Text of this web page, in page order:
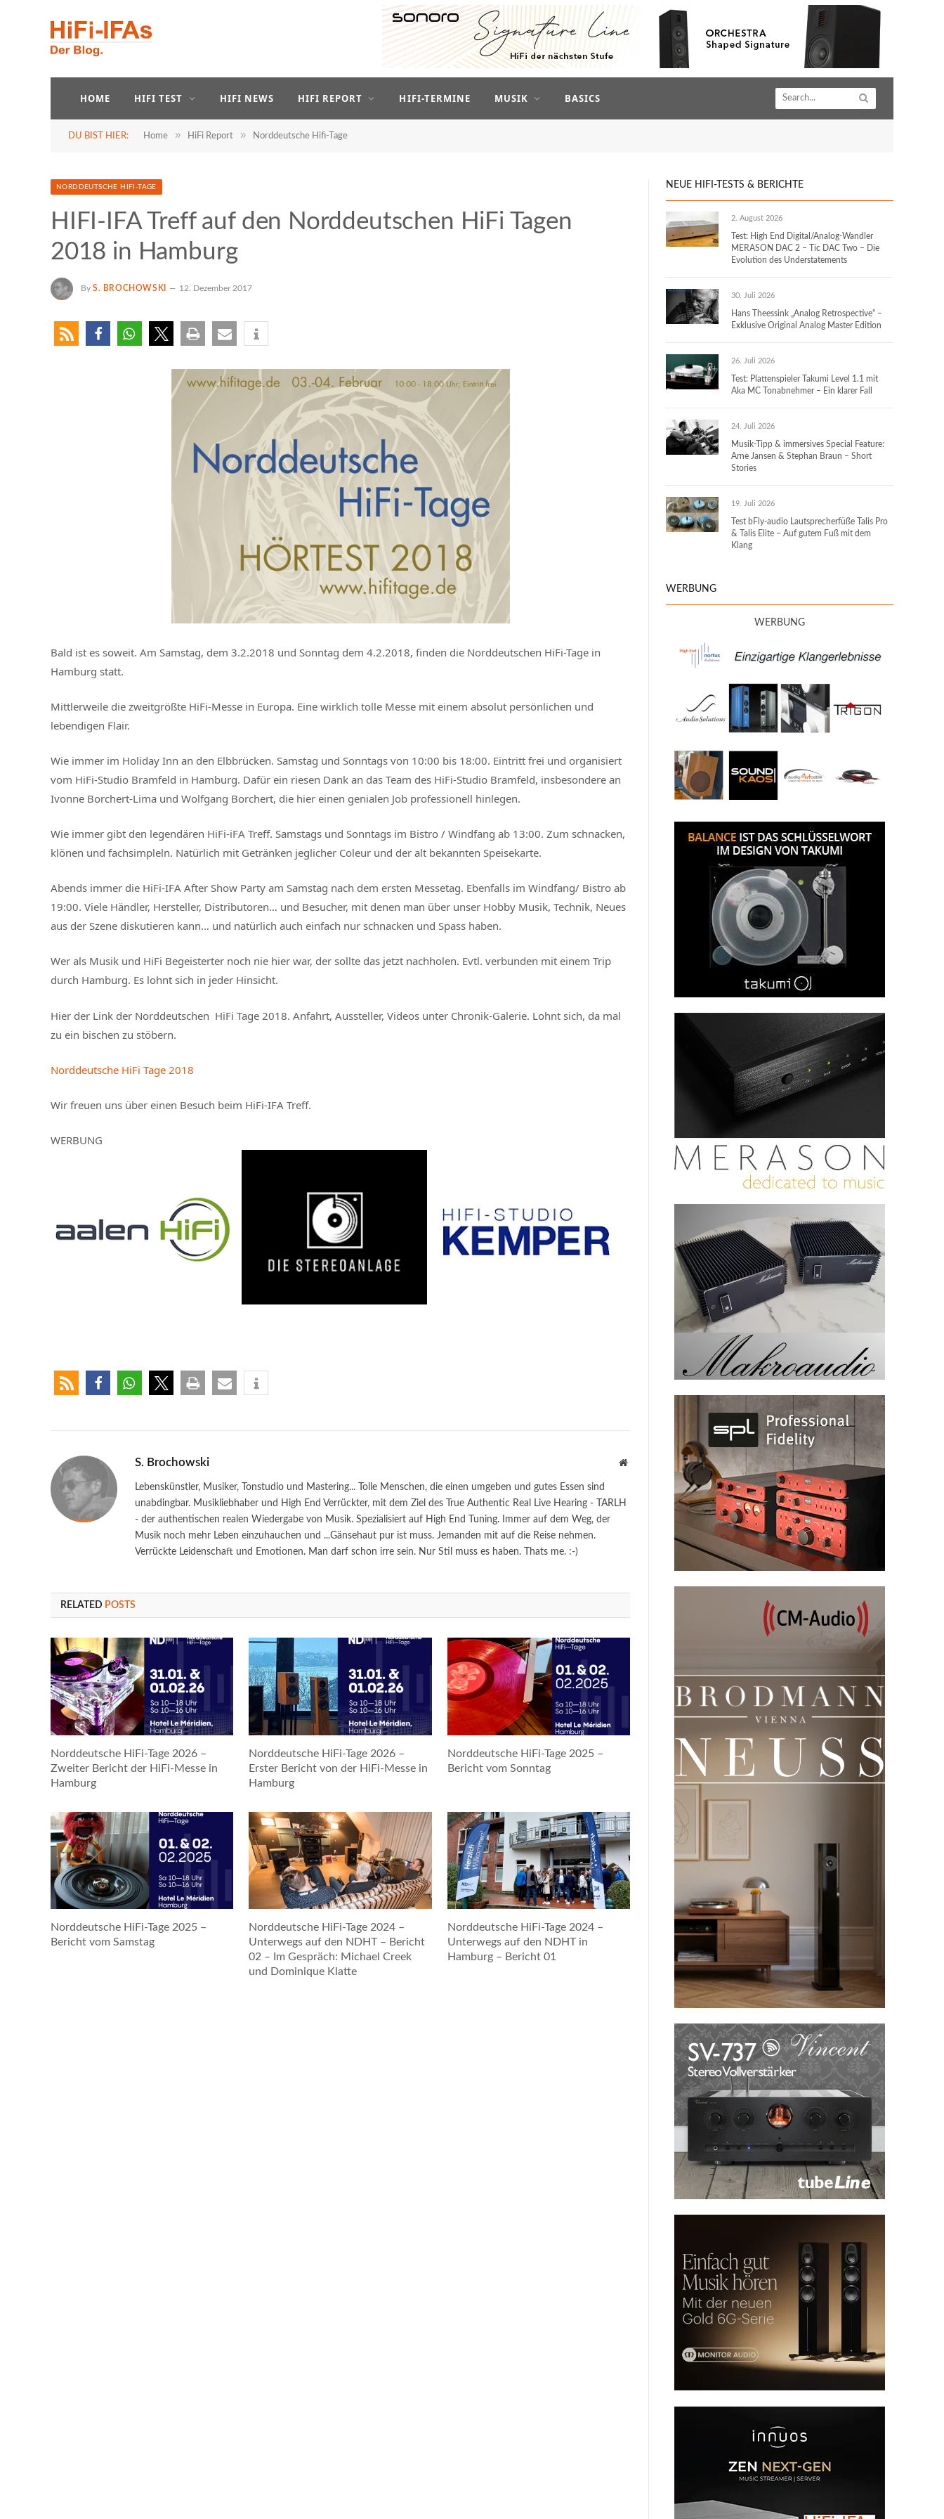
HOME HIFI TEST HIFI NEWS HIFI REPORT HIFI-TERMINE MUSIK BASICS
DU BIST HIER: Home » HiFi Report » Norddeutsche Hifi-Tage
NORDDEUTSCHE HIFI-TAGE
HIFI-IFA Treff auf den Norddeutschen HiFi Tagen
2018 in Hamburg
By S. BROCHOWSKI 12. Dezember 2017
Bald ist es soweit. Am Samstag, dem 3.2.2018 und Sonntag dem 4.2.2018, finden die Norddeutschen HiFi-Tage in
Hamburg statt.
Mittlerweile die zweitgrößte HiFi-Messe in Europa. Eine wirklich tolle Messe mit einem absolut persönlichen und
lebendigen Flair.
Wie immer im Holiday Inn an den Elbbrücken. Samstag und Sonntags von 10:00 bis 18:00. Eintritt frei und organisiert
vom HiFi-Studio Bramfeld in Hamburg. Dafür ein riesen Dank an das Team des HiFi-Studio Bramfeld, insbesondere an
Ivonne Borchert-Lima und Wolfgang Borchert, die hier einen genialen Job professionell hinlegen.
Wie immer gibt den legendären HiFi-iFA Treff. Samstags und Sonntags im Bistro / Windfang ab 13:00. Zum schnacken,
klönen und fachsimpleln. Natürlich mit Getränken jeglicher Coleur und der alt bekannten Speisekarte.
Abends immer die HiFi-IFA After Show Party am Samstag nach dem ersten Messetag. Ebenfalls im Windfang/ Bistro ab
19:00. Viele Händler, Hersteller, Distributoren… und Besucher, mit denen man über unser Hobby Musik, Technik, Neues
aus der Szene diskutieren kann… und natürlich auch einfach nur schnacken und Spass haben.
Wer als Musik und HiFi Begeisterter noch nie hier war, der sollte das jetzt nachholen. Evtl. verbunden mit einem Trip
durch Hamburg. Es lohnt sich in jeder Hinsicht.
Hier der Link der Norddeutschen HiFi Tage 2018. Anfahrt, Aussteller, Videos unter Chronik-Galerie. Lohnt sich, da mal
zu ein bischen zu stöbern.
Norddeutsche HiFi Tage 2018
Wir freuen uns über einen Besuch beim HiFi-IFA Treff.
WERBUNG
S. Brochowski Website
Lebenskünstler, Musiker, Tonstudio und Mastering... Tolle Menschen, die einen umgeben und gutes Essen sind
unabdingbar. Musikliebhaber und High End Verrückter, mit dem Ziel des True Authentic Real Live Hearing - TARLH
- der authentischen realen Wiedergabe von Musik. Spezialisiert auf High End Tuning. Immer auf dem Weg, der
Musik noch mehr Leben einzuhauchen und ...Gänsehaut pur ist muss. Jemanden mit auf die Reise nehmen.
Verrückte Leidenschaft und Emotionen. Man darf schon irre sein. Nur Stil muss es haben. Thats me. :-)
RELATED POSTS
Norddeutsche HiFi-Tage 2026 –
Zweiter Bericht der HiFi-Messe in
Hamburg
Norddeutsche HiFi-Tage 2026 –
Erster Bericht von der HiFi-Messe in
Hamburg
Norddeutsche HiFi-Tage 2025 –
Bericht vom Sonntag
Norddeutsche HiFi-Tage 2025 –
Bericht vom Samstag
Norddeutsche HiFi-Tage 2024 –
Unterwegs auf den NDHT – Bericht
02 – Im Gespräch: Michael Creek
und Dominique Klatte
Norddeutsche HiFi-Tage 2024 –
Unterwegs auf den NDHT in
Hamburg – Bericht 01
NEUE HIFI-TESTS & BERICHTE
2. August 2026
Test: High End Digital/Analog-Wandler
MERASON DAC 2 – Tic DAC Two – Die
Evolution des Understatements
30. Juli 2026
Hans Theessink „Analog Retrospective“ –
Exklusive Original Analog Master Edition
26. Juli 2026
Test: Plattenspieler Takumi Level 1.1 mit
Aka MC Tonabnehmer – Ein klarer Fall
24. Juli 2026
Musik-Tipp & immersives Special Feature:
Arne Jansen & Stephan Braun – Short
Stories
19. Juli 2026
Test bFly-audio Lautsprecherfüße Talis Pro
& Talis Elite – Auf gutem Fuß mit dem
Klang
WERBUNG
WERBUNG